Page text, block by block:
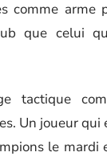
comme arme
que celui
tactique
Un joueur qui
le mardi